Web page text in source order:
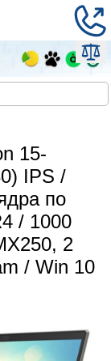
15-
IPS /
по
/ 1000
2
/ Win 10